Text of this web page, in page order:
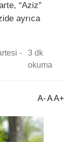
“Aziz”
ayrıca
-
3 dk
okuma
A- A A+